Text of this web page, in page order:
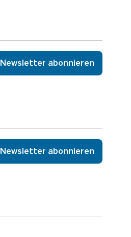
Newsletter abonnieren
Newsletter abonnieren